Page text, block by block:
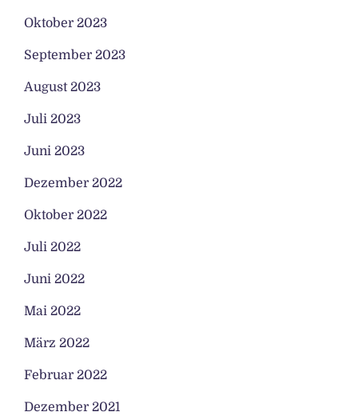
Oktober 2023
September 2023
August 2023
Juli 2023
Juni 2023
Dezember 2022
Oktober 2022
Juli 2022
Juni 2022
Mai 2022
März 2022
Februar 2022
Dezember 2021